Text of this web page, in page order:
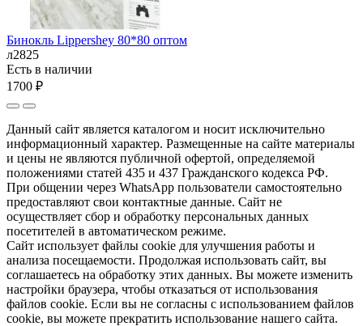
Бинокль Lippershey 80*80 оптом
л2825
Есть в наличии
1700 ₽
Данный сайт является каталогом и носит исключительно
информационный характер. Размещенные на сайте материалы
и цены не являются публичной офертой, определяемой
положениями статей 435 и 437 Гражданского кодекса РФ.
При общении через WhatsApp пользователи самостоятельно
предоставляют свои контактные данные. Сайт не
осуществляет сбор и обработку персональных данных
посетителей в автоматическом режиме.
Сайт использует файлы cookie для улучшения работы и
анализа посещаемости. Продолжая использовать сайт, вы
соглашаетесь на обработку этих данных. Вы можете изменить
настройки браузера, чтобы отказаться от использования
файлов cookie. Если вы не согласны с использованием файлов
cookie, вы можете прекратить использование нашего сайта.